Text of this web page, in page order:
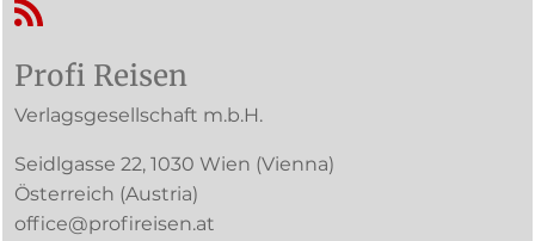
RSS-Feed
Profi Reisen
Verlagsgesellschaft m.b.H.
Seidlgasse 22, 1030 Wien (Vienna)
Österreich (Austria)
office@profireisen.at